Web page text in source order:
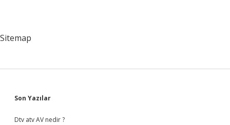
Sitemap
Sidebar
Son Yazılar
Dtv atv AV nedir ?